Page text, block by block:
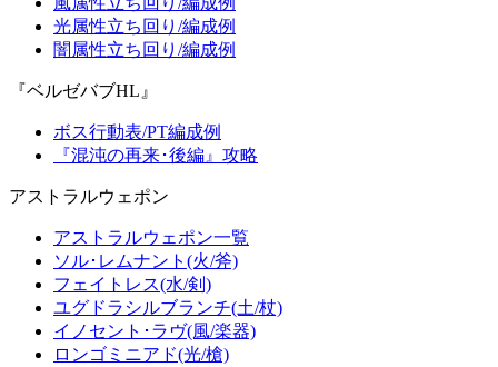
光属性立ち回り/編成例
闇属性立ち回り/編成例
『ベルゼバブHL』
ボス行動表/PT編成例
『混沌の再来･後編』攻略
アストラルウェポン
アストラルウェポン一覧
ソル･レムナント(火/斧)
フェイトレス(水/剣)
ユグドラシルブランチ(土/杖)
イノセント･ラヴ(風/楽器)
ロンゴミニアド(光/槍)